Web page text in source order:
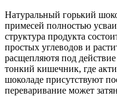
Натуральный горький
примесей полностью
структура продукта
простых углеводов и
расщепляютя под
тонкий кишечник, где
шоколаде присутствуют
переваривание может